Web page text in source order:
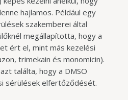
hajlamos. Például egy
szakemberei által
megállapította, hogy a
ért el, mint más kezelési
trimekain és monomicin).
találta, hogy a DMSO
sérülések elfertőződését.